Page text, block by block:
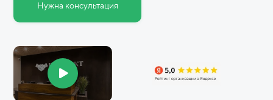
Нужна консультация